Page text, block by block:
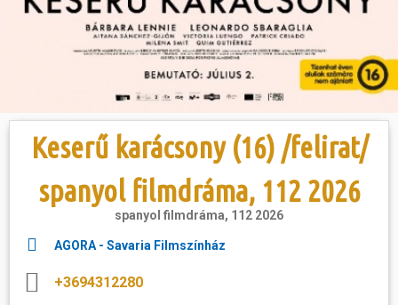
Keserű karácsony (16) /felirat/
spanyol filmdráma, 112 2026
spanyol filmdráma, 112 2026
AGORA - Savaria Filmszínház
+3694312280